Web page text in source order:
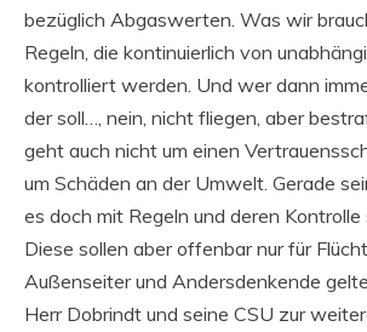
bezüglich Abgaswerten. Was wir
Regeln, die kontinuierlich von
kontrolliert werden. Und wer dann
der soll…, nein, nicht fliegen, aber
geht auch nicht um einen
um Schäden an der Umwelt. Gerade
es doch mit Regeln und deren Kontrolle
Diese sollen aber offenbar nur für
Außenseiter und Andersdenkende
Herr Dobrindt und seine CSU zur